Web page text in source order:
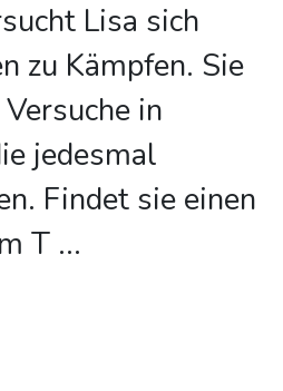
Lisa sich
zu Kämpfen. Sie
in
jedesmal
Findet sie einen
T ...